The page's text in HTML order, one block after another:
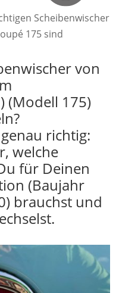
Scheibenwischer
175 sind
von
(Modell 175)
richtig:
welche
für Deinen
(Baujahr
brauchst und